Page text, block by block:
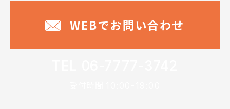
WEBでお問い合わせ